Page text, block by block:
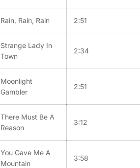
Rain, Rain, Rain 2:51
Strange Lady In
Town
2:34
Moonlight
Gambler
2:51
There Must Be A
Reason
3:12
You Gave Me A
Mountain
3:58